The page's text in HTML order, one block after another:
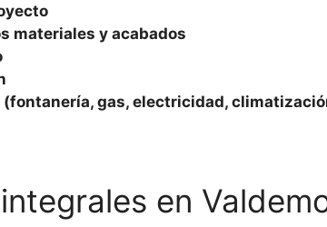
materiales y acabados
gas, electricidad,
en